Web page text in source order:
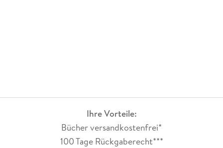
Ihre Vorteile:
Bücher versandkostenfrei*
100 Tage Rückgaberecht***